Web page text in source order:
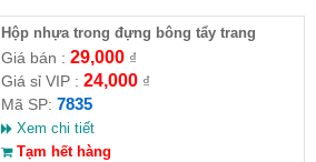
Hộp nhựa trong đựng bông tẩy trang
Giá bán : 29,000₫
Giá sỉ VIP : 24,000₫
Mã SP: 7835
Xem chi tiết
Tạm hết hàng